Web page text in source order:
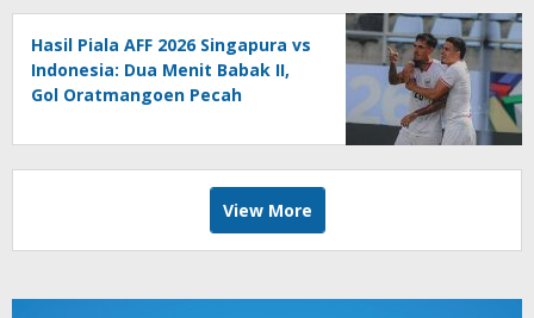
Hasil Piala AFF 2026 Singapura vs
Indonesia: Dua Menit Babak II,
Gol Oratmangoen Pecah
View More